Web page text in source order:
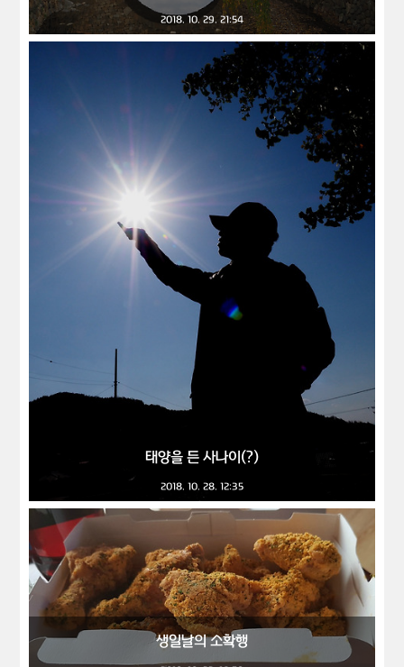
2018. 10. 29. 21:54
태양을 든 사나이(?)
2018. 10. 28. 12:35
생일날의 소확행